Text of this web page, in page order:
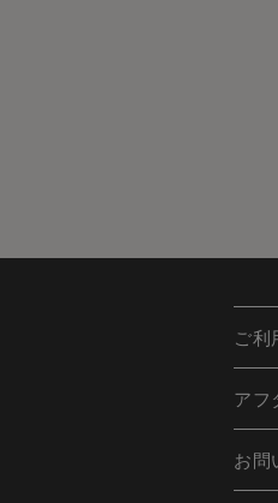
当サイトを利用
に会員除名処分
また一度承認し
個人利用以外
ご利
アフ
お問